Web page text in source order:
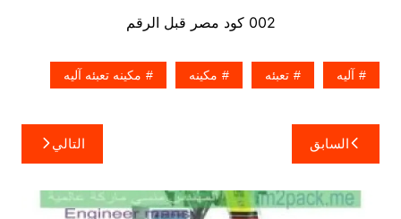
002 كود مصر قبل الرقم
آليه تعبئه مكينه مكينه تعبئه آليه
تصفّح
المقالات
السابق التالي